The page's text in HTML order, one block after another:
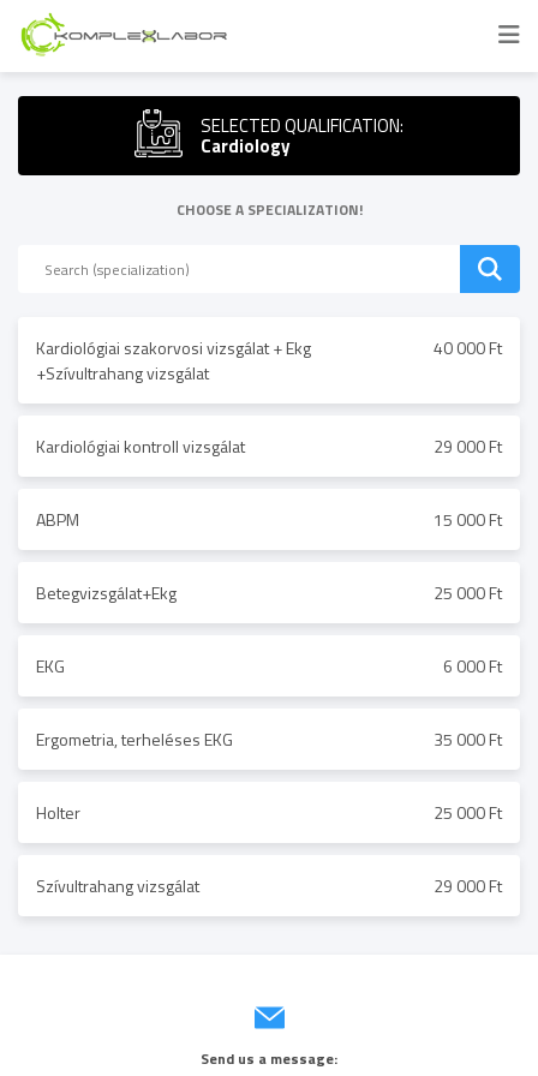
SELECTED QUALIFICATION:
Cardiology
CHOOSE A SPECIALIZATION!
Kardiológiai szakorvosi vizsgálat + Ekg
+Szívultrahang vizsgálat
40 000 Ft
Kardiológiai kontroll vizsgálat 29 000 Ft
ABPM 15 000 Ft
Betegvizsgálat+Ekg 25 000 Ft
EKG 6 000 Ft
Ergometria, terheléses EKG 35 000 Ft
Holter 25 000 Ft
Szívultrahang vizsgálat 29 000 Ft
Send us a message: